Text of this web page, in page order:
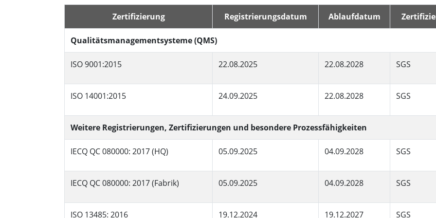
Android Fahrzeugmontierte Computer
Tablet für Fahrzeugmontierte
Funk-Gateway
More
Panel-PCs für das
Display für das
Robuster Roboter-
Controller
Edge-KI-Mobilität
Öl und Gas, ATEX-Klasse
Robustes Tablet in ATEX-Qualität
Robuster ATEX-Handheld
Edge-KI-Mobilität
Edge AI Panel-PCs
Zertifizierung Registrierungsdatum Ablaufdatum
Qualitätsmanagementsysteme (QMS)
ISO 9001:2015 22.08.2025 22.08.2028 SGS
ISO 14001:2015 24.09.2025 22.08.2028 SGS
Weitere Registrierungen, Zertifizierungen und besondere Prozessfähigkeiten
IECQ QC 080000: 2017 (HQ) 05.09.2025 04.09.2028 SGS
IECQ QC 080000: 2017 (Fabrik) 05.09.2025 04.09.2028 SGS
ISO 13485: 2016 19.12.2024 19.12.2027 SGS